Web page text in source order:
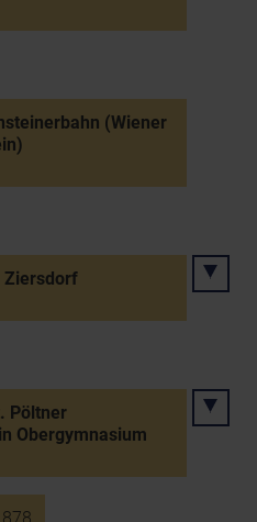
(Wiener
Ziersdorf
Pöltner
Obergymnasium